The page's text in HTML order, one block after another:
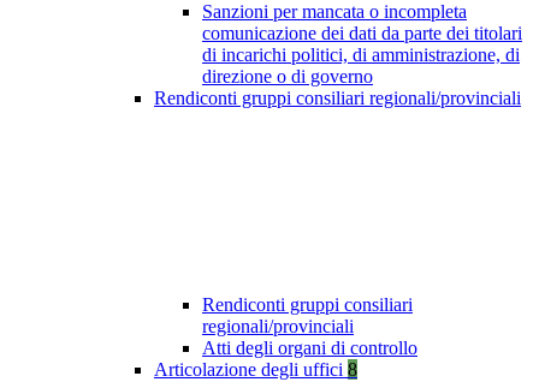
Sanzioni per mancata o incompleta
comunicazione dei dati da parte dei titolari
di incarichi politici, di amministrazione, di
direzione o di governo
Rendiconti gruppi consiliari regionali/provinciali
Rendiconti gruppi consiliari
regionali/provinciali
Atti degli organi di controllo
Articolazione degli uffici 8